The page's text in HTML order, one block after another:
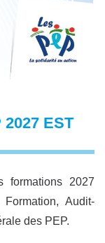
2027 EST
formations 2027
Audit-
des PEP.